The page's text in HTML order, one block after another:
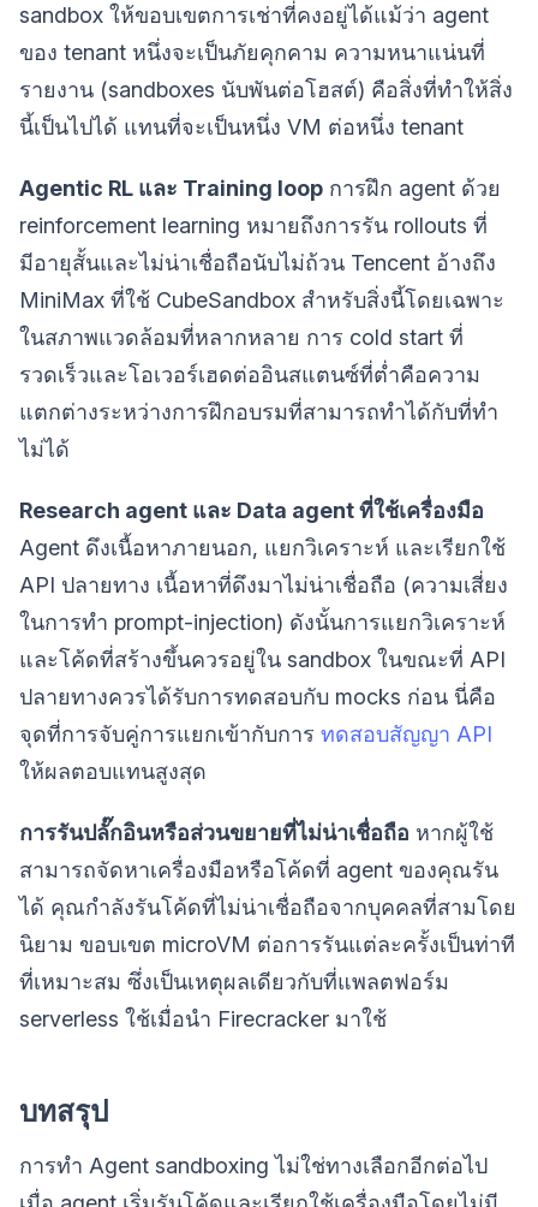
sandbox ให้ขอบเขตการเช่าที่คงอยู่ได้แม้ว่า agent
ของ tenant หนึ่งจะเป็นภัยคุกคาม ความหนาแน่นที่
รายงาน (sandboxes นับพันต่อโฮสต์) คือสิ่งที่ทำให้สิ่ง
นี้เป็นไปได้ แทนที่จะเป็นหนึ่ง VM ต่อหนึ่ง tenant
Agentic RL และ Training loop การฝึก agent ด้วย
reinforcement learning หมายถึงการรัน rollouts ที่
มีอายุสั้นและไม่น่าเชื่อถือนับไม่ถ้วน Tencent อ้างถึง
MiniMax ที่ใช้ CubeSandbox สำหรับสิ่งนี้โดยเฉพาะ
ในสภาพแวดล้อมที่หลากหลาย การ cold start ที่
รวดเร็วและโอเวอร์เฮดต่ออินสแตนซ์ที่ต่ำคือความ
แตกต่างระหว่างการฝึกอบรมที่สามารถทำได้กับที่ทำ
ไม่ได้
Research agent และ Data agent ที่ใช้เครื่องมือ
Agent ดึงเนื้อหาภายนอก, แยกวิเคราะห์ และเรียกใช้
API ปลายทาง เนื้อหาที่ดึงมาไม่น่าเชื่อถือ (ความเสี่ยง
ในการทำ prompt-injection) ดังนั้นการแยกวิเคราะห์
และโค้ดที่สร้างขึ้นควรอยู่ใน sandbox ในขณะที่ API
ปลายทางควรได้รับการทดสอบกับ mocks ก่อน นี่คือ
จุดที่การจับคู่การแยกเข้ากับการ ทดสอบสัญญา API
ให้ผลตอบแทนสูงสุด
การรันปลั๊กอินหรือส่วนขยายที่ไม่น่าเชื่อถือ หากผู้ใช้
สามารถจัดหาเครื่องมือหรือโค้ดที่ agent ของคุณรัน
ได้ คุณกำลังรันโค้ดที่ไม่น่าเชื่อถือจากบุคคลที่สามโดย
นิยาม ขอบเขต microVM ต่อการรันแต่ละครั้งเป็นท่าที
ที่เหมาะสม ซึ่งเป็นเหตุผลเดียวกับที่แพลตฟอร์ม
serverless ใช้เมื่อนำ Firecracker มาใช้
บทสรุป
การทำ Agent sandboxing ไม่ใช่ทางเลือกอีกต่อไป